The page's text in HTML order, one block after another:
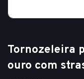
Tornozeleira
ouro com